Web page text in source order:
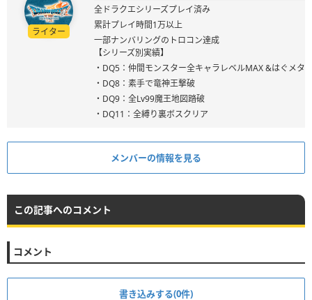
ライター
全ドラクエシリーズプレイ済み
累計プレイ時間1万以上
一部ナンバリングのトロコン達成
【シリーズ別実績】
・DQ5：仲間モンスター全キャラレベルMAX &はぐメタ
・DQ8：素手で竜神王撃破
・DQ9：全Lv99魔王地図踏破
・DQ11：全縛り裏ボスクリア
メンバーの情報を見る
この記事へのコメント
コメント
書き込みする(0件)